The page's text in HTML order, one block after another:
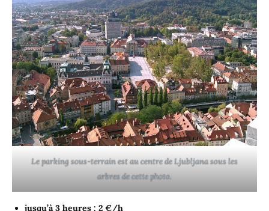
Le parking sous-terrain est au centre de Ljubljana sous les
arbres de cette photo.
jusqu’à 3 heures : 2 €/h